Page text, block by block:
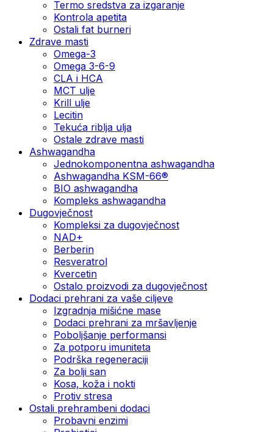
Termo sredstva za izgaranje
Kontrola apetita
Ostali fat burneri
Zdrave masti
Omega-3
Omega 3-6-9
CLA i HCA
MCT ulje
Krill ulje
Lecitin
Tekuća riblja ulja
Ostale zdrave masti
Ashwagandha
Jednokomponentna ashwagandha
Ashwagandha KSM-66®
BIO ashwagandha
Kompleks ashwagandha
Dugovječnost
Kompleksi za dugovječnost
NAD+
Berberin
Resveratrol
Kvercetin
Ostalo proizvodi za dugovječnost
Dodaci prehrani za vaše ciljeve
Izgradnja mišićne mase
Dodaci prehrani za mršavljenje
Poboljšanje performansi
Za potporu imuniteta
Podrška regeneraciji
Za bolji san
Kosa, koža i nokti
Protiv stresa
Ostali prehrambeni dodaci
Probavni enzimi